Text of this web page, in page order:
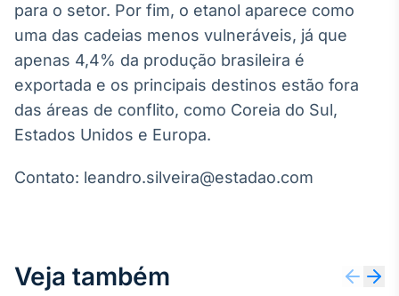
para o setor. Por fim, o etanol aparece como
uma das cadeias menos vulneráveis, já que
apenas 4,4% da produção brasileira é
exportada e os principais destinos estão fora
das áreas de conflito, como Coreia do Sul,
Estados Unidos e Europa.
Contato: leandro.silveira@estadao.com
Veja também